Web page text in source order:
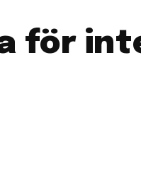
för